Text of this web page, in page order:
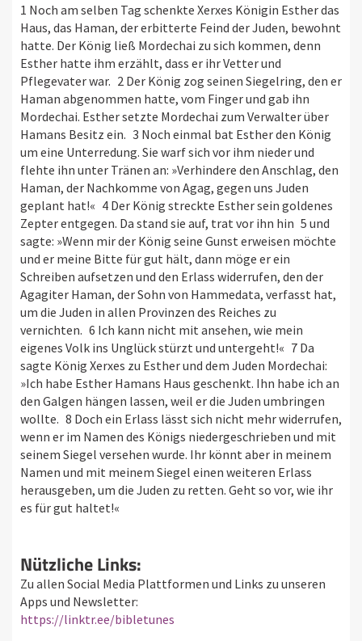
1 Noch am selben Tag schenkte Xerxes Königin Esther das
Haus, das Haman, der erbitterte Feind der Juden, bewohnt
hatte. Der König ließ Mordechai zu sich kommen, denn
Esther hatte ihm erzählt, dass er ihr Vetter und
Pflegevater war. 2 Der König zog seinen Siegelring, den er
Haman abgenommen hatte, vom Finger und gab ihn
Mordechai. Esther setzte Mordechai zum Verwalter über
Hamans Besitz ein. 3 Noch einmal bat Esther den König
um eine Unterredung. Sie warf sich vor ihm nieder und
flehte ihn unter Tränen an: »Verhindere den Anschlag, den
Haman, der Nachkomme von Agag, gegen uns Juden
geplant hat!« 4 Der König streckte Esther sein goldenes
Zepter entgegen. Da stand sie auf, trat vor ihn hin 5 und
sagte: »Wenn mir der König seine Gunst erweisen möchte
und er meine Bitte für gut hält, dann möge er ein
Schreiben aufsetzen und den Erlass widerrufen, den der
Agagiter Haman, der Sohn von Hammedata, verfasst hat,
um die Juden in allen Provinzen des Reiches zu
vernichten. 6 Ich kann nicht mit ansehen, wie mein
eigenes Volk ins Unglück stürzt und untergeht!« 7 Da
sagte König Xerxes zu Esther und dem Juden Mordechai:
»Ich habe Esther Hamans Haus geschenkt. Ihn habe ich an
den Galgen hängen lassen, weil er die Juden umbringen
wollte. 8 Doch ein Erlass lässt sich nicht mehr widerrufen,
wenn er im Namen des Königs niedergeschrieben und mit
seinem Siegel versehen wurde. Ihr könnt aber in meinem
Namen und mit meinem Siegel einen weiteren Erlass
herausgeben, um die Juden zu retten. Geht so vor, wie ihr
es für gut haltet!«
Nützliche Links:
Zu allen Social Media Plattformen und Links zu unseren
Apps und Newsletter:
https://linktr.ee/bibletunes